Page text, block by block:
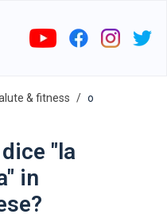
& fitness
o
"la
in